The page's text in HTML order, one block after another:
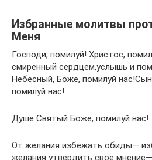
Избранные молитвы
Меня
Господи, помилуй! Христос,
смиренный сердцем,услышь и
Небесный, Боже, помилуй
помилуй нас!
Душе Святый Боже, помилуй нас!
От желания избежать обиды—
желания утвердить свое